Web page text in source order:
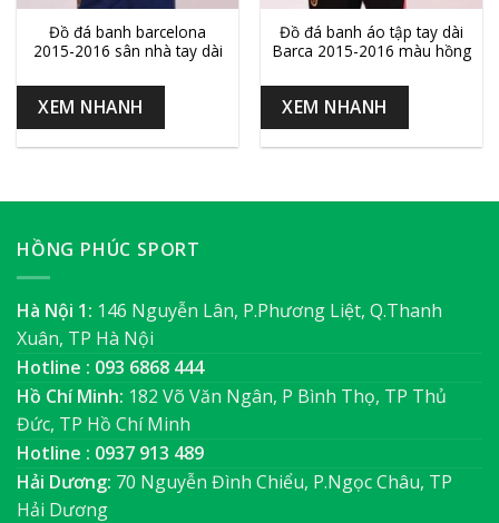
Đồ đá banh barcelona
2015-2016 sân nhà tay dài
XEM NHANH
Đồ đá banh áo tập tay dài
Barca 2015-2016 màu hồng
XEM NHANH
HỒNG PHÚC SPORT
Hà Nội 1: 146 Nguyễn Lân, P.Phương Liệt, Q.Thanh
Xuân, TP Hà Nội
Hotline : 093 6868 444
Hồ Chí Minh: 182 Võ Văn Ngân, P Bình Thọ, TP Thủ
Đức, TP Hồ Chí Minh
Hotline : 0937 913 489
Hải Dương: 70 Nguyễn Đình Chiểu, P.Ngọc Châu, TP
Hải Dương